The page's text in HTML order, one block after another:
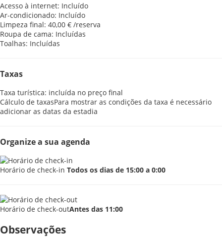
Acesso à internet: Incluído
Ar-condicionado: Incluído
Limpeza final: 40,00 € /reserva
Roupa de cama: Incluídas
Toalhas: Incluídas
Taxas
Taxa turística: incluída no preço final
Cálculo de taxasPara mostrar as condições da taxa é necessário
adicionar as datas da estadia
Organize a sua agenda
Horário de check-in Todos os dias de 15:00 a 0:00
Horário de check-outAntes das 11:00
Observações